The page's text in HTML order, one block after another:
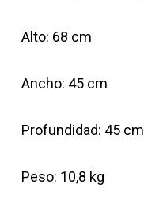
Alto: 68 cm
Ancho: 45 cm
Profundidad: 45 cm
Peso: 10,8 kg